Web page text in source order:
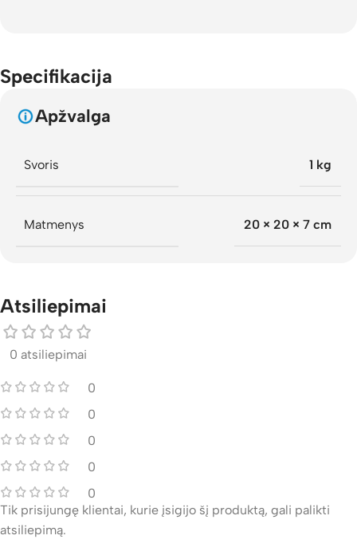
Specifikacija
Apžvalga
Svoris 1 kg
Matmenys 20 × 20 × 7 cm
Atsiliepimai
0 atsiliepimai
0
0
0
0
0
Tik prisijungę klientai, kurie įsigijo šį produktą, gali palikti
atsiliepimą.